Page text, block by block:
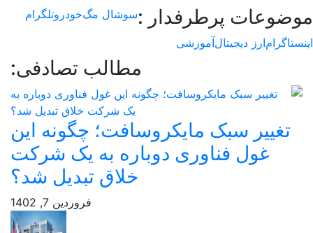
پرطرفدار : سوشال مگخودروتلگرام
ارز دیجیتالآموزشی
مطالب تصادفی:
تغییر سبک مایکروسافت؛ چگونه این
غول فناوری دوباره به یک شرکت
خلاق تبدیل شد؟
فروردین 7, 1402